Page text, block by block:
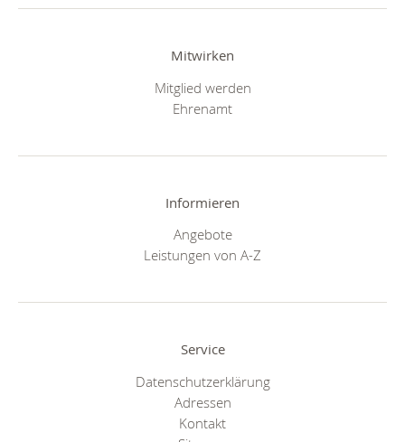
Mitwirken
Mitglied werden
Ehrenamt
Informieren
Angebote
Leistungen von A-Z
Service
Datenschutzerklärung
Adressen
Kontakt